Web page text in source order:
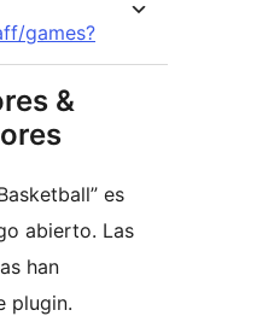
games?
&
es
abierto. Las
han
plugin.